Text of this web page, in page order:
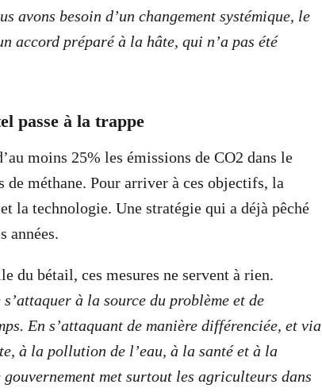
avons besoin d’un changement systémique, le
accord préparé à la hâte, qui n’a pas été
passe à la trappe
moins 25% les émissions de CO2 dans le
méthane. Pour arriver à ces objectifs, la
la technologie. Une stratégie qui a déjà pêché
années.
du bétail, ces mesures ne servent à rien.
à la source du problème et de
En s’attaquant de manière différenciée, et via
à la pollution de l’eau, à la santé et à la
met surtout les agriculteurs dans